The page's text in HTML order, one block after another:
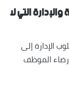
التي لا
الإدارة إلى
الموظف